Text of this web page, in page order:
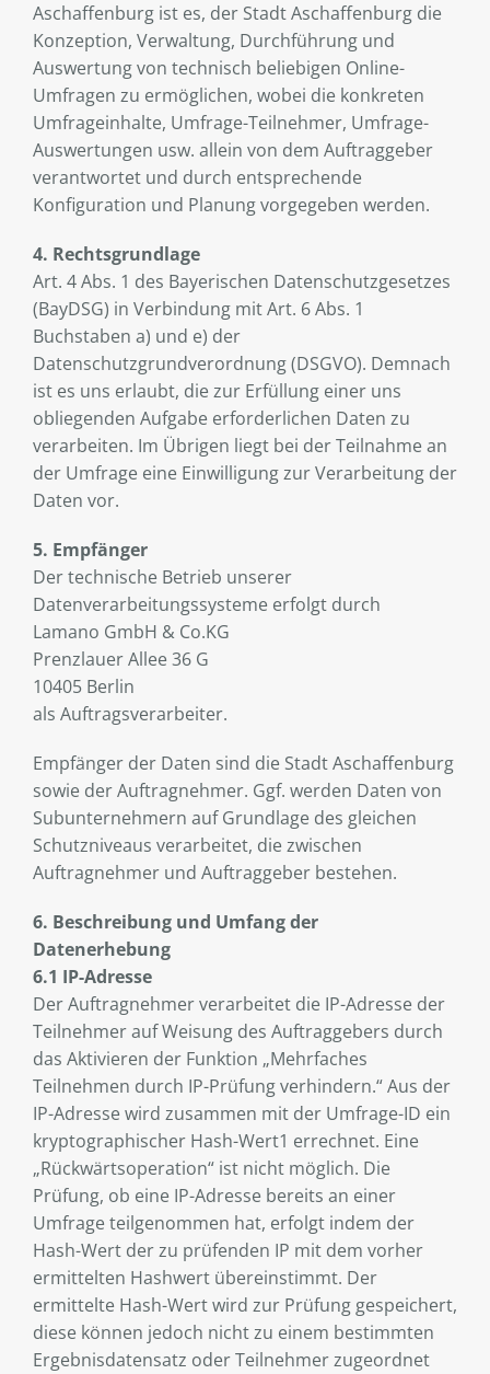
Aschaffenburg ist es, der Stadt Aschaffenburg die
Konzeption, Verwaltung, Durchführung und
Auswertung von technisch beliebigen Online-
Umfragen zu ermöglichen, wobei die konkreten
Umfrageinhalte, Umfrage-Teilnehmer, Umfrage-
Auswertungen usw. allein von dem Auftraggeber
verantwortet und durch entsprechende
Konfiguration und Planung vorgegeben werden.
4. Rechtsgrundlage
Art. 4 Abs. 1 des Bayerischen Datenschutzgesetzes
(BayDSG) in Verbindung mit Art. 6 Abs. 1
Buchstaben a) und e) der
Datenschutzgrundverordnung (DSGVO). Demnach
ist es uns erlaubt, die zur Erfüllung einer uns
obliegenden Aufgabe erforderlichen Daten zu
verarbeiten. Im Übrigen liegt bei der Teilnahme an
der Umfrage eine Einwilligung zur Verarbeitung der
Daten vor.
5. Empfänger
Der technische Betrieb unserer
Datenverarbeitungssysteme erfolgt durch
Lamano GmbH & Co.KG
Prenzlauer Allee 36 G
10405 Berlin
als Auftragsverarbeiter.
Empfänger der Daten sind die Stadt Aschaffenburg
sowie der Auftragnehmer. Ggf. werden Daten von
Subunternehmern auf Grundlage des gleichen
Schutzniveaus verarbeitet, die zwischen
Auftragnehmer und Auftraggeber bestehen.
6. Beschreibung und Umfang der
Datenerhebung
6.1 IP-Adresse
Der Auftragnehmer verarbeitet die IP-Adresse der
Teilnehmer auf Weisung des Auftraggebers durch
das Aktivieren der Funktion „Mehrfaches
Teilnehmen durch IP-Prüfung verhindern.“ Aus der
IP-Adresse wird zusammen mit der Umfrage-ID ein
kryptographischer Hash-Wert1 errechnet. Eine
„Rückwärtsoperation“ ist nicht möglich. Die
Prüfung, ob eine IP-Adresse bereits an einer
Umfrage teilgenommen hat, erfolgt indem der
Hash-Wert der zu prüfenden IP mit dem vorher
ermittelten Hashwert übereinstimmt. Der
ermittelte Hash-Wert wird zur Prüfung gespeichert,
diese können jedoch nicht zu einem bestimmten
Ergebnisdatensatz oder Teilnehmer zugeordnet